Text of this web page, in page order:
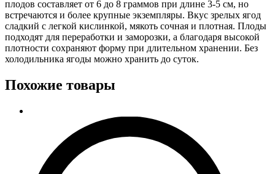
плодов составляет от 6 до 8 граммов при длине 3-5 см, но
встречаются и более крупные экземпляры. Вкус зрелых ягод
сладкий с легкой кислинкой, мякоть сочная и плотная. Плоды
подходят для переработки и заморозки, а благодаря высокой
плотности сохраняют форму при длительном хранении. Без
холодильника ягоды можно хранить до суток.
Похожие товары